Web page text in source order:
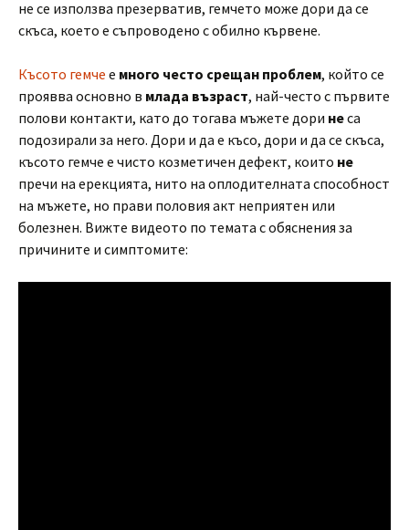
не се използва презерватив, гемчето може дори да се
скъса, което е съпроводено с обилно кървене.
Късото гемче е много често срещан проблем, който се
проявва основно в млада възраст, най-често с първите
полови контакти, като до тогава мъжете дори неса
подозирали за него. Дори и да е късо, дори и да се скъса,
късото гемче е чисто козметичен дефект, които не
пречи на ерекцията, нито на оплодителната способност
на мъжете, но прави половия акт неприятен или
болезнен. Вижте видеото по темата с обяснения за
причините и симптомите: